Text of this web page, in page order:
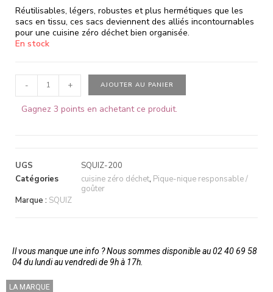
Réutilisables, légers, robustes et plus hermétiques que les
sacs en tissu, ces sacs deviennent des alliés incontournables
pour une cuisine zéro déchet bien organisée.
En stock
- + AJOUTER AU PANIER
Gagnez 3 points en achetant ce produit.
UGS
SQUIZ-200
Catégories
cuisine zéro déchet, Pique-nique responsable /
goûter
Marque : SQUIZ
Il vous manque une info ? Nous sommes disponible au 02 40 69 58
04 du lundi au vendredi de 9h à 17h.
LA MARQUE